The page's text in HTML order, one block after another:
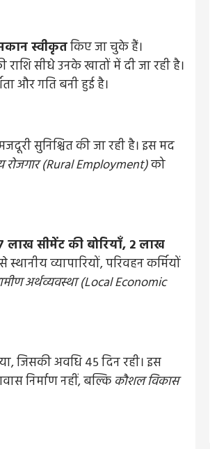
स्वीकृतकिए जा चुके हैं।
सीधे उनके खातों में दी जा रही है।
और गति बनी हुई है।
सुनिश्चित की जा रही है। इस मद
रोजगार (Rural Employment)को
लाख सीमेंट की बोरियाँ, 2 लाख
व्यापारियों, परिवहन कर्मियों
अर्थव्यवस्था (Local Economic
जिसकी अवधि 45 दिन रही। इस
निर्माण नहीं, बल्कि कौशल विकास